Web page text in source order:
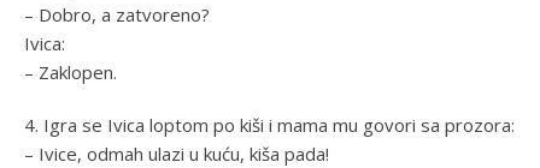
– Dobro, a zatvoreno?
Ivica:
– Zaklopen.
4. Igra se Ivica loptom po kiši i mama mu govori sa prozora:
– Ivice, odmah ulazi u kuću, kiša pada!